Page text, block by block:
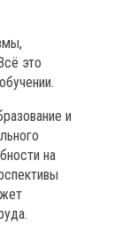
это
и
на